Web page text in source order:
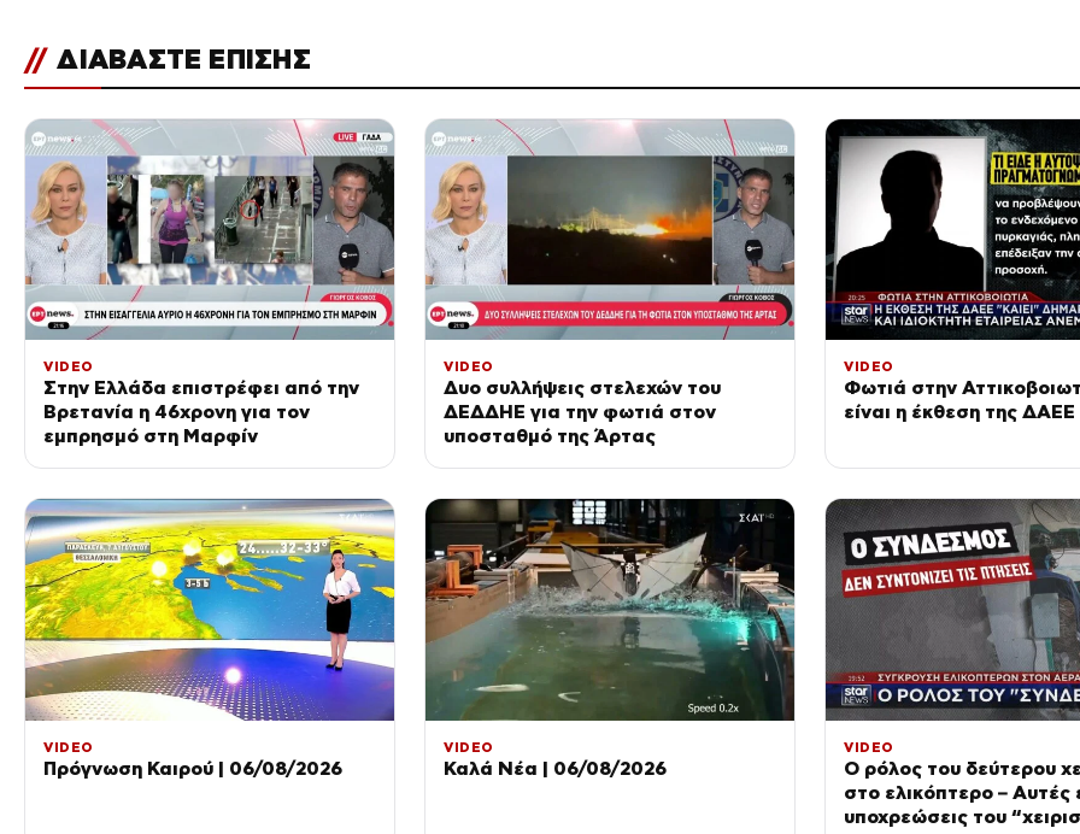
// ΔΙΑΒΑΣΤΕ ΕΠΙΣΗΣ
VIDEO
Στην Ελλάδα επιστρέφει από την
Βρετανία η 46χρονη για τον
εμπρησμό στη Μαρφίν
VIDEO
Δυο συλλήψεις στελεχών του
ΔΕΔΔΗΕ για την φωτιά στον
υποσταθμό της Άρτας
VIDEO
Φωτιά στην
είναι η έκθεση της ΔΑΕΕ
VIDEO
Πρόγνωση Καιρού | 06/08/2026
VIDEO
Καλά Νέα | 06/08/2026
VIDEO
Ο ρόλος του δεύτερου
στο ελικόπτερο – Αυτές
υποχρεώσεις του